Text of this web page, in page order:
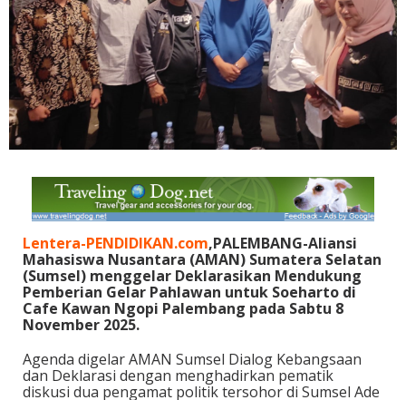
Lentera-PENDIDIKAN.com,PALEMBANG-Aliansi
Mahasiswa Nusantara (AMAN) Sumatera Selatan
(Sumsel) menggelar Deklarasikan Mendukung
Pemberian Gelar Pahlawan untuk Soeharto di
Cafe Kawan Ngopi Palembang pada Sabtu 8
November 2025.
Agenda digelar AMAN Sumsel Dialog Kebangsaan
dan Deklarasi dengan menghadirkan pematik
diskusi dua pengamat politik tersohor di Sumsel Ade